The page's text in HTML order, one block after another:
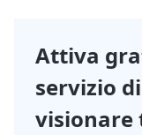
Attiva
servizio
visionare